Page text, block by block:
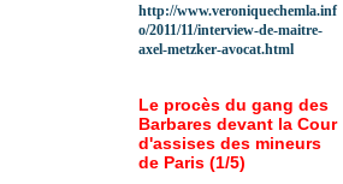
http://www.veroniquechemla.inf
o/2011/11/interview-de-maitre-
axel-metzker-avocat.html
Le procès du gang des
Barbares devant la Cour
d'assises des mineurs
de Paris (1/5)